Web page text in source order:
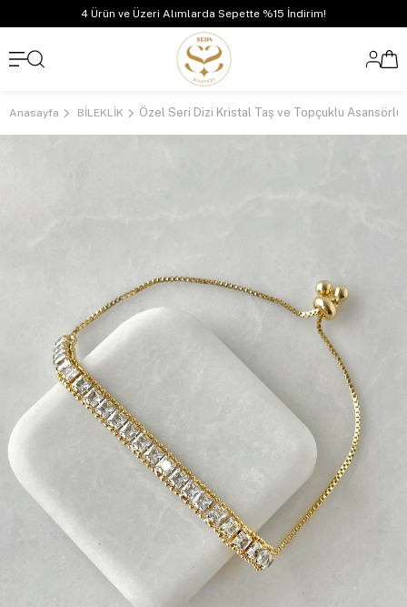
4 Ürün ve Üzeri Alımlarda Sepette %15 İndirim!
Anasayfa BİLEKLİK Özel Seri Dizi Kristal Taş ve Topçuklu Asansörlü